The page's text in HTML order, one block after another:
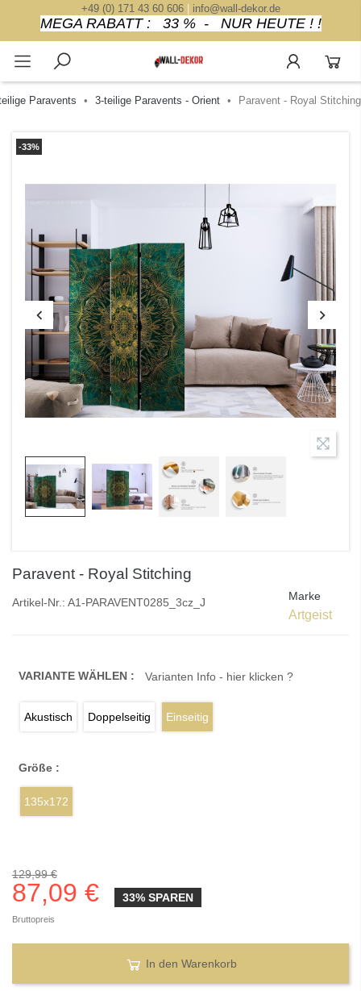
+49 (0) 171 43 60 606| info@wall-dekor.de
MEGA RABATT : 33 % - NUR HEUTE ! !
Paravents 3-teilige Paravents - Orient Paravent - Royal Stitching
-33%
Paravent - Royal Stitching
Artikel-Nr.: A1-PARAVENT0285_3cz_J Marke
Artgeist
VARIANTE WÄHLEN : Varianten Info - hier klicken ?
Akustisch Doppelseitig Einseitig
Größe :
135x172
129,99 €
87,09 € 33% SPAREN
Bruttopreis
In den Warenkorb